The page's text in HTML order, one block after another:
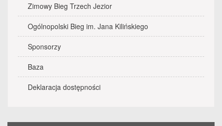
Zimowy Bieg Trzech Jezior
Ogólnopolski Bieg im. Jana Kilińskiego
Sponsorzy
Baza
Deklaracja dostępności